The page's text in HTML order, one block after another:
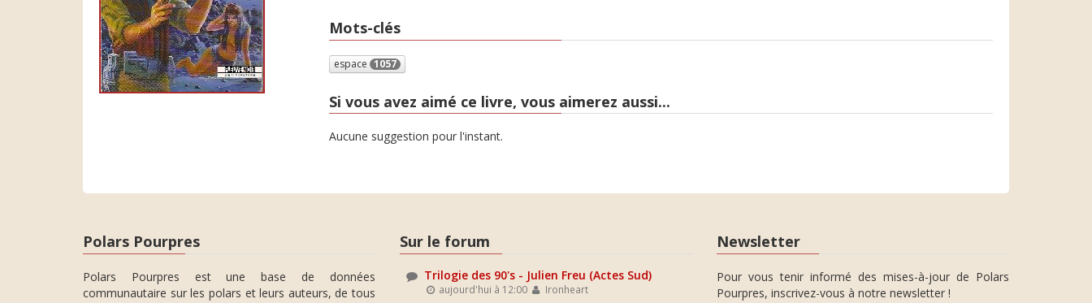
Mots-clés
espace 1057
Si vous avez aimé ce livre, vous aimerez aussi...
Aucune suggestion pour l'instant.
Polars Pourpres
Polars Pourpres est une base de données
communautaire sur les polars et leurs auteurs, de tous
Sur le forum
Trilogie des 90's - Julien Freu (Actes Sud)
aujourd'hui à 12:00 Ironheart
Newsletter
Pour vous tenir informé des mises-à-jour de Polars
Pourpres, inscrivez-vous à notre newsletter !